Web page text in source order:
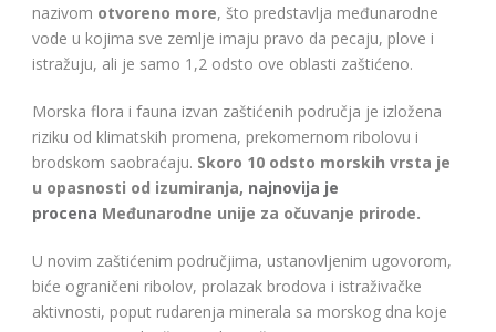
nazivom otvoreno more, što predstavlja međunarodne
vode u kojima sve zemlje imaju pravo da pecaju, plove i
istražuju, ali je samo 1,2 odsto ove oblasti zaštićeno.
Morska flora i fauna izvan zaštićenih područja je izložena
riziku od klimatskih promena, prekomernom ribolovu i
brodskom saobraćaju. Skoro 10 odsto morskih vrsta je
u opasnosti od izumiranja, najnovija je
procena Međunarodne unije za očuvanje prirode.
U novim zaštićenim područjima, ustanovljenim ugovorom,
biće ograničeni ribolov, prolazak brodova i istraživačke
aktivnosti, poput rudarenja minerala sa morskog dna koje